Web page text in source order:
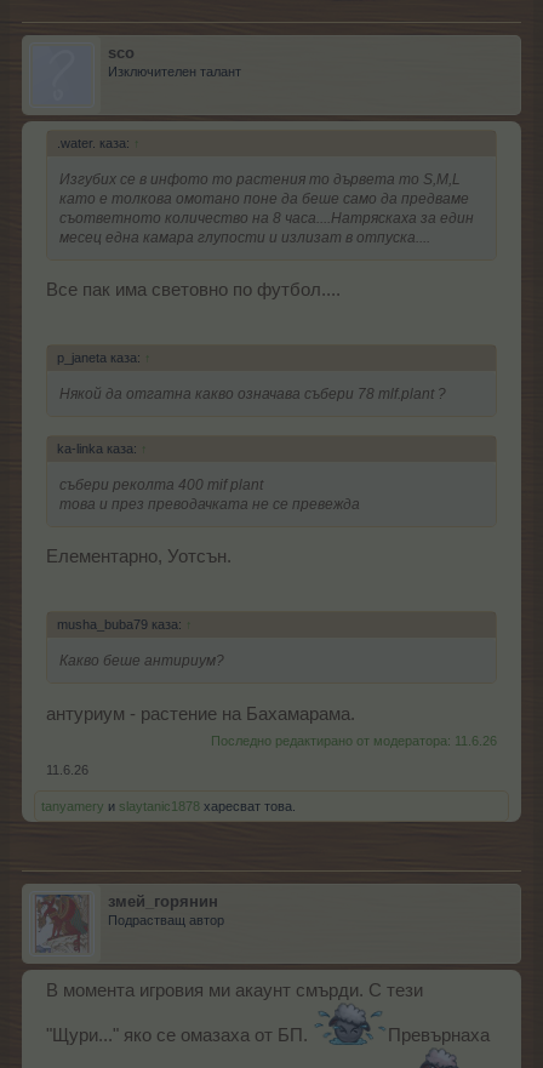
sco
Изключителен талант
.water. каза: ↑
Изгубих се в инфото то растения то дървета то S,M,L
като е толкова омотано поне да беше само да предваме
съответното количество на 8 часа....Натряскаха за един
месец една камара глупости и излизат в отпуска....
Все пак има световно по футбол....
p_janeta каза: ↑
Някой да отгатна какво означава събери 78 mlf.plant ?
ka-linka каза: ↑
събери реколта 400 mif plant
това и през преводачката не се превежда
Елементарно, Уотсън.
musha_buba79 каза: ↑
Какво беше антириум?
антуриум - растение на Бахамарама.
Последно редактирано от модератора: 11.6.26
11.6.26
tanyamery и slaytanic1878 харесват това.
змей_горянин
Подрастващ автор
В момента игровия ми акаунт смърди. С тези
"Щури..." яко се омазаха от БП. Превърнаха